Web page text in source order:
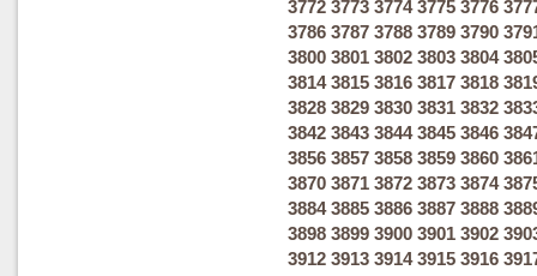
3772 3773 3774 3775 3776
3786 3787 3788 3789 3790
3800 3801 3802 3803 3804
3814 3815 3816 3817 3818
3828 3829 3830 3831 3832
3842 3843 3844 3845 3846
3856 3857 3858 3859 3860
3870 3871 3872 3873 3874
3884 3885 3886 3887 3888
3898 3899 3900 3901 3902
3912 3913 3914 3915 3916